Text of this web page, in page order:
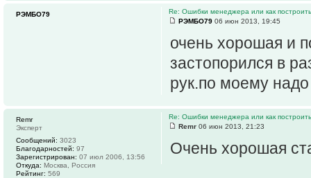
Re: Ошибки менеджера или как построить
РЭМБО79 06 июн 2013, 19:45
очень хорошая и
застопорился в
рук.по моему
РЭМБО79
Re: Ошибки менеджера или как построить
Remr 06 июн 2013, 21:23
Очень хорошая
Remr
Эксперт
Сообщений: 3023
Благодарностей: 97
Зарегистрирован: 07 июл 2006, 13:56
Откуда: Москва, Россия
Рейтинг: 569